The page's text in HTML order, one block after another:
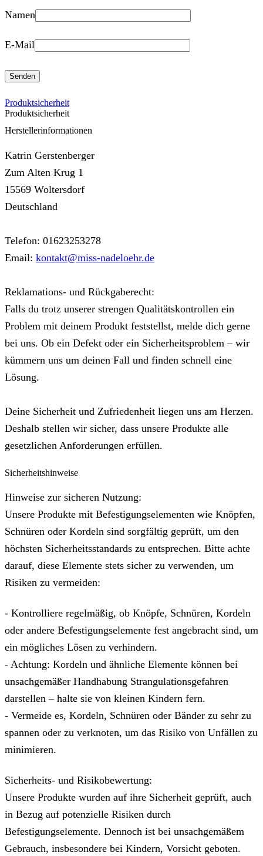
Namen
E-Mail
Produktsicherheit
Produktsicherheit
Herstellerinformationen
Katrin Gerstenberger
Zum Alten Krug 1
15569 Woltersdorf
Deutschland
Telefon: 01623253278
Email: kontakt@miss-nadeloehr.de
Reklamations- und Rückgaberecht:
Falls du trotz unserer strengen Qualitätskontrollen ein
Problem mit deinem Produkt feststellst, melde dich gerne
bei uns. Ob ein Defekt oder ein Sicherheitsproblem – wir
kümmern uns um deinen Fall und finden schnell eine
Lösung.
Deine Sicherheit und Zufriedenheit liegen uns am Herzen.
Deshalb stellen wir sicher, dass unsere Produkte alle
gesetzlichen Anforderungen erfüllen.
Sicherheitshinweise
Hinweise zur sicheren Nutzung:
Unsere Produkte mit Befestigungselementen wie Knöpfen,
Schnüren oder Kordeln sind sorgfältig geprüft, um den
höchsten Sicherheitsstandards zu entsprechen. Bitte achte
darauf, diese Elemente stets sicher zu verwenden, um
Risiken zu vermeiden:
- Kontrolliere regelmäßig, ob Knöpfe, Schnüren, Kordeln
oder andere Befestigungselemente fest angebracht sind, um
ein mögliches Lösen zu verhindern.
- Achtung: Kordeln und ähnliche Elemente können bei
unsachgemäßer Handhabung Strangulationsgefahren
darstellen – halte sie von kleinen Kindern fern.
- Vermeide es, Kordeln, Schnüren oder Bänder zu sehr zu
spannen oder zu verknoten, um das Risiko von Unfällen zu
minimieren.
Sicherheits- und Risikobewertung:
Unsere Produkte wurden auf ihre Sicherheit geprüft, auch
in Bezug auf potenzielle Risiken durch
Befestigungselemente. Dennoch ist bei unsachgemäßem
Gebrauch, insbesondere bei Kindern, Vorsicht geboten.